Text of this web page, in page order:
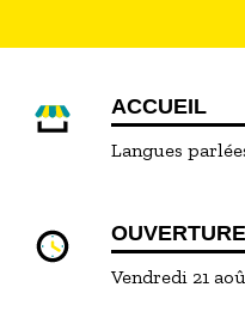
ACCUEIL
Langues
OUVERTURE
Vendredi 21